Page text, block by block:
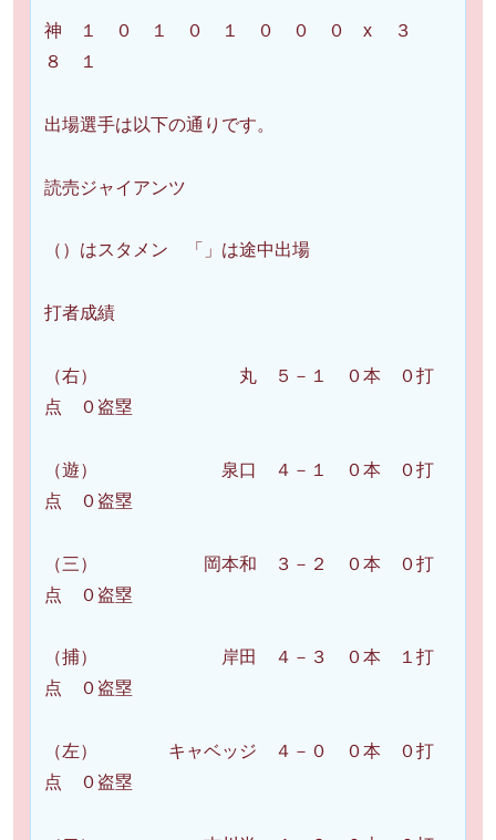
神 １ ０ １ ０ １ ０ ０ ０ x ３
８ １
出場選手は以下の通りです。
読売ジャイアンツ
（）はスタメン 「」は途中出場
打者成績
（右） 丸 ５－１ ０本 ０打
点 ０盗塁
（遊） 泉口 ４－１ ０本 ０打
点 ０盗塁
（三） 岡本和 ３－２ ０本 ０打
点 ０盗塁
（捕） 岸田 ４－３ ０本 １打
点 ０盗塁
（左） キャベッジ ４－０ ０本 ０打
点 ０盗塁